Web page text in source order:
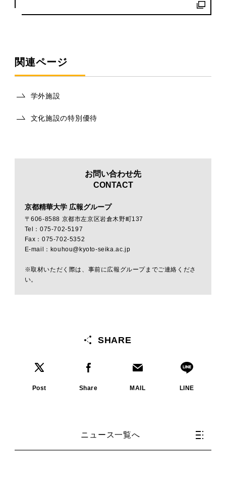
関連ページ
学外施設
文化施設の特別優待
お問い合わせ先
CONTACT
京都精華大学 広報グループ
〒606-8588 京都市左京区岩倉木野町137
Tel：075-702-5197
Fax：075-702-5352
E-mail：kouhou@kyoto-seika.ac.jp
※取材いただく際は、事前に広報グループまでご連絡くださ
い。
SHARE
Post Share MAIL LINE
ニュース一覧へ